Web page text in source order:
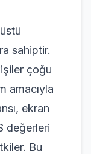
sahiptir.
çoğu
amacıyla
ekran
değerleri
Bu